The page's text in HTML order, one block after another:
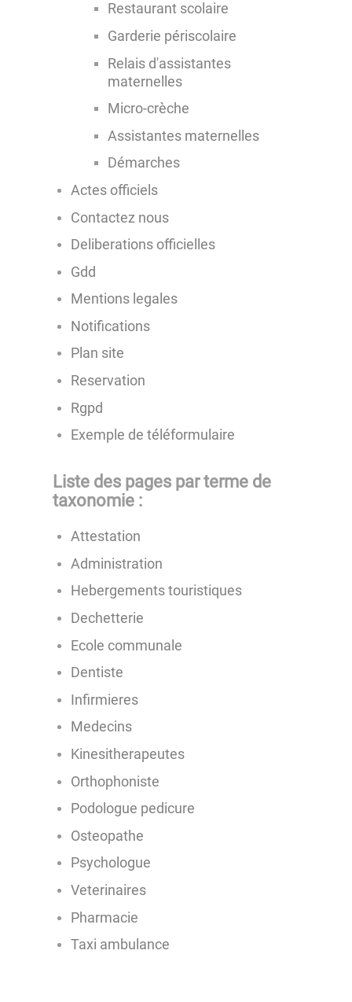
Restaurant scolaire
Garderie périscolaire
Relais d'assistantes
maternelles
Micro-crèche
Assistantes maternelles
Démarches
Actes officiels
Contactez nous
Deliberations officielles
Gdd
Mentions legales
Notifications
Plan site
Reservation
Rgpd
Exemple de téléformulaire
Liste des pages par terme de
taxonomie :
Attestation
Administration
Hebergements touristiques
Dechetterie
Ecole communale
Dentiste
Infirmieres
Medecins
Kinesitherapeutes
Orthophoniste
Podologue pedicure
Osteopathe
Psychologue
Veterinaires
Pharmacie
Taxi ambulance